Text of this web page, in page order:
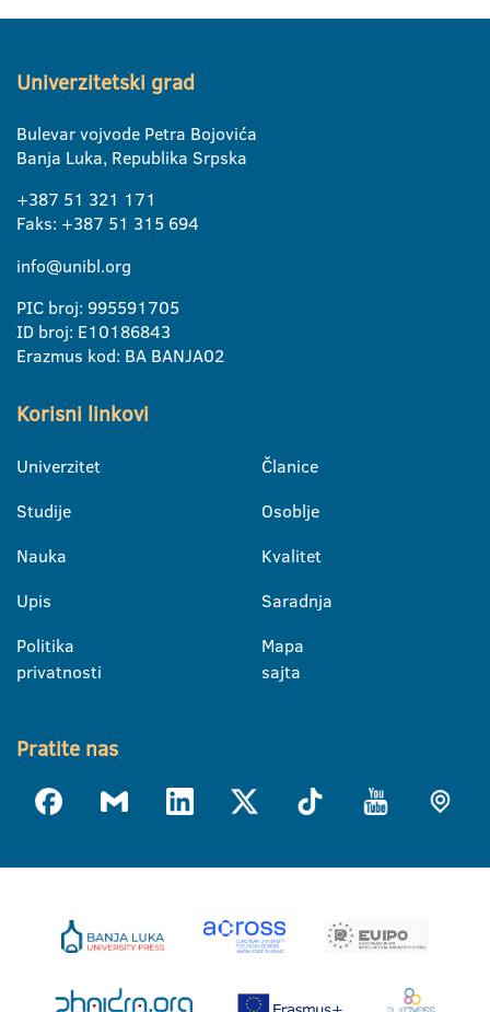
Univerzitetski grad
Bulevar vojvode Petra Bojovića
Banja Luka, Republika Srpska
+387 51 321 171
Faks: +387 51 315 694
info@unibl.org
PIC broj: 995591705
ID broj: E10186843
Erazmus kod: BA BANJA02
Korisni linkovi
Univerzitet
Studije
Nauka
Upis
Politika
privatnosti
Članice
Osoblje
Kvalitet
Saradnja
Mapa
sajta
Pratite nas